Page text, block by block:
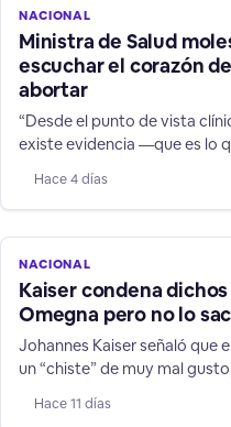
NACIONAL
Ministra de Salud
escuchar el corazón
abortar
“Desde el punto de vista
existe evidencia —que es lo
autoridad.
Hace 4 días
NACIONAL
Kaiser condena
Omegna pero no lo
Johannes Kaiser señaló que
un “chiste” de muy mal
Tribunal Supremo.
Hace 11 días